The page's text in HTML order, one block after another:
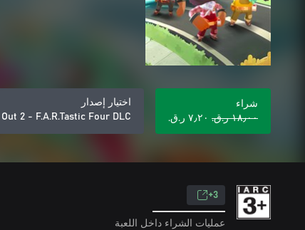
شراء
١٨٫٠٠ ر.ق.‏
٧٫٢٠ ر.ق.‏
اختيار إصدار
2 - F.A.R.Tastic Four DLC
3+
عمليات الشراء داخل اللعبة